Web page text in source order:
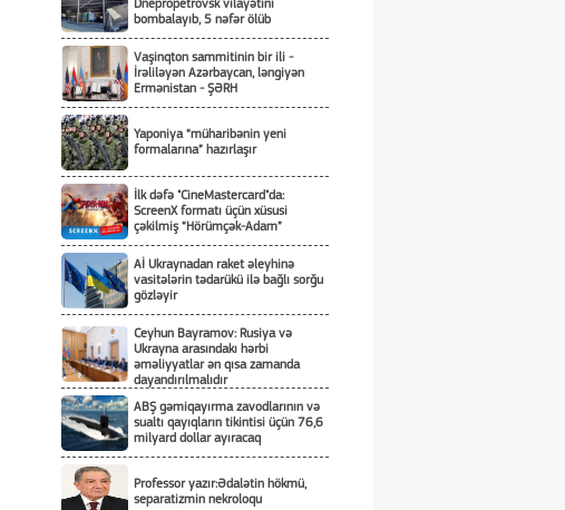
Dnepropetrovsk vilayətini
bombalayıb, 5 nəfər ölüb
Vaşinqton sammitinin bir ili -
İrəliləyən Azərbaycan, ləngiyən
Ermənistan - ŞƏRH
Yaponiya “müharibənin yeni
formalarına” hazırlaşır
İlk dəfə "CineMastercard"da:
ScreenX formatı üçün xüsusi
çəkilmiş “Hörümçək-Adam”
Aİ Ukraynadan raket əleyhinə
vasitələrin tədarükü ilə bağlı sorğu
gözləyir
Ceyhun Bayramov: Rusiya və
Ukrayna arasındakı hərbi
əməliyyatlar ən qısa zamanda
dayandırılmalıdır
ABŞ gəmiqayırma zavodlarının və
sualtı qayıqların tikintisi üçün 76,6
milyard dollar ayıracaq
Professor yazır:Ədalətin hökmü,
separatizmin nekroloqu